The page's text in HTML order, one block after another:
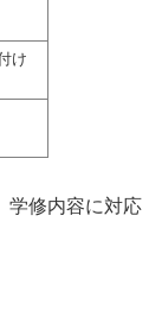
け
修内容に対応